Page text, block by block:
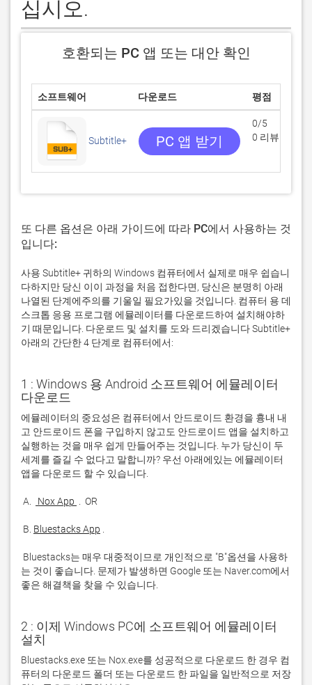
십시오.
호환되는 PC 앱 또는 대안 확인
소프트웨어 다운로드 평점
Subtitle+ PC 앱 받기
0/5
0 리뷰
또 다른 옵션은 아래 가이드에 따라 PC에서 사용하는 것
입니다:
사용 Subtitle+ 귀하의 Windows 컴퓨터에서 실제로 매우 쉽습니
다하지만 당신 이이 과정을 처음 접한다면, 당신은 분명히 아래
나열된 단계에주의를 기울일 필요가있을 것입니다. 컴퓨터 용 데
스크톱 응용 프로그램 에뮬레이터를 다운로드하여 설치해야하
기 때문입니다. 다운로드 및 설치를 도와 드리겠습니다 Subtitle+
아래의 간단한 4 단계로 컴퓨터에서:
1 : Windows 용 Android 소프트웨어 에뮬레이터
다운로드
에뮬레이터의 중요성은 컴퓨터에서 안드로이드 환경을 흉내 내
고 안드로이드 폰을 구입하지 않고도 안드로이드 앱을 설치하고
실행하는 것을 매우 쉽게 만들어주는 것입니다. 누가 당신이 두
세계를 즐길 수 없다고 말합니까? 우선 아래에있는 에뮬레이터
A. Nox App
B. Bluestacks App
는 것이 좋습니다. 문제가 발생하면 Google 또는 Naver.com에서
좋은 해결책을 찾을 수 있습니다.
2 : 이제 Windows PC에 소프트웨어 에뮬레이터
설치
Bluestacks.exe 또는 Nox.exe를 성공적으로 다운로드 한 경우 컴
퓨터의 다운로드 폴더 또는 다운로드 한 파일을 일반적으로 저장